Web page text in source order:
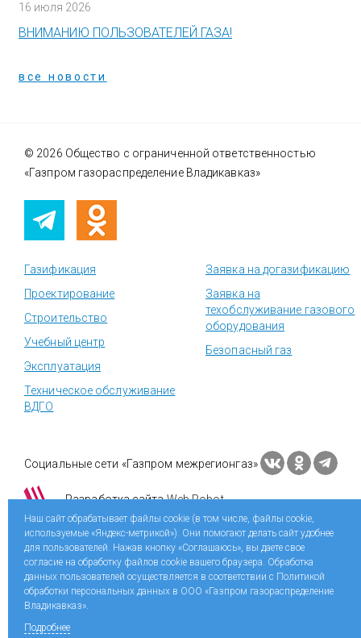
16 июля 2026
ВНИМАНИЮ ПОЛЬЗОВАТЕЛЕЙ ГАЗА!
все новости
© 2026 Общество с ограниченной ответственностью
«Газпром газораспределение Владикавказ»
Газификация
Проектирование
Строительство
Учебный центр
Эксплуатация
Техническое обслуживание
ВДГО
Заявка на догазификацию
Заявка на
техобслуживание газового
оборудования
Безопасный газ
Социальные сети «Газпром межрегионгаз»
Разработка сайтаWeb Robot
Наш сайт обрабатывает файлы cookie (в том числе, файлы cookie,
используемые «Яндекс-метрикой»). Они помогают делать сайт удобнее
для пользователей. Нажав кнопку «Соглашаюсь», вы даете свое
согласие на обработку файлов cookie вашего браузера. Обработка
данных пользователей осуществляется в соответствии с Политикой
обработки персональных данных в ООО «Газпром газораспределение
Владикавказ».
Подробнее